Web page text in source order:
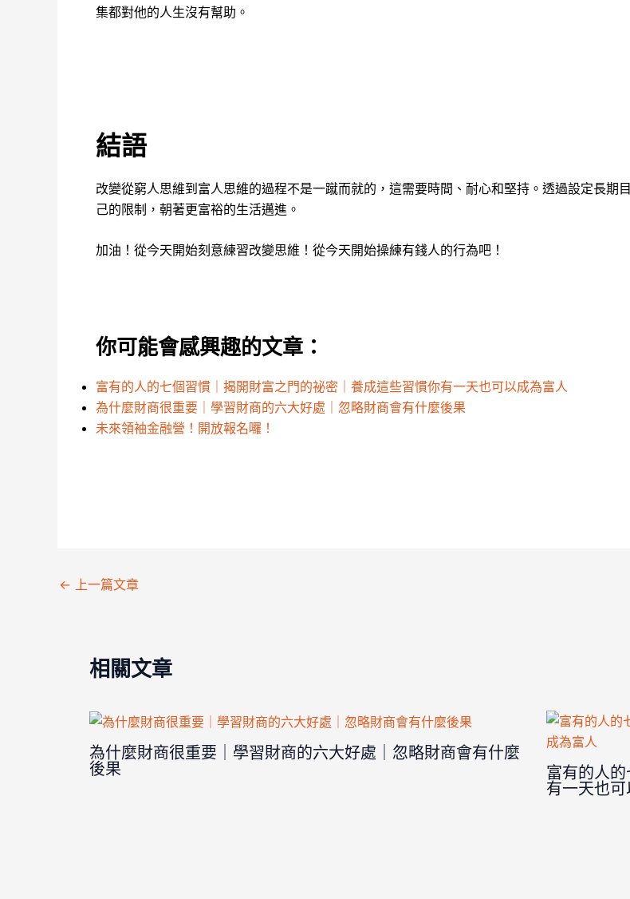
集都對他的人生沒有幫助。
結語
改變從窮人思維到富人思維的過程不是一蹴而就的，這需要時間、耐心和堅持。透過設定長期
己的限制，朝著更富裕的生活邁進。
加油！從今天開始刻意練習改變思維！從今天開始操練有錢人的行為吧！
你可能會感興趣的文章：
富有的人的七個習慣｜揭開財富之門的祕密｜養成這些習慣你有一天也可以成為富人
為什麼財商很重要｜學習財商的六大好處｜忽略財商會有什麼後果
未來領袖金融營！開放報名囉！
← 上一篇文章
相關文章
為什麼財商很重要｜學習財商的六大好處｜忽略財商會有什麼
後果
富有的人
有一天也